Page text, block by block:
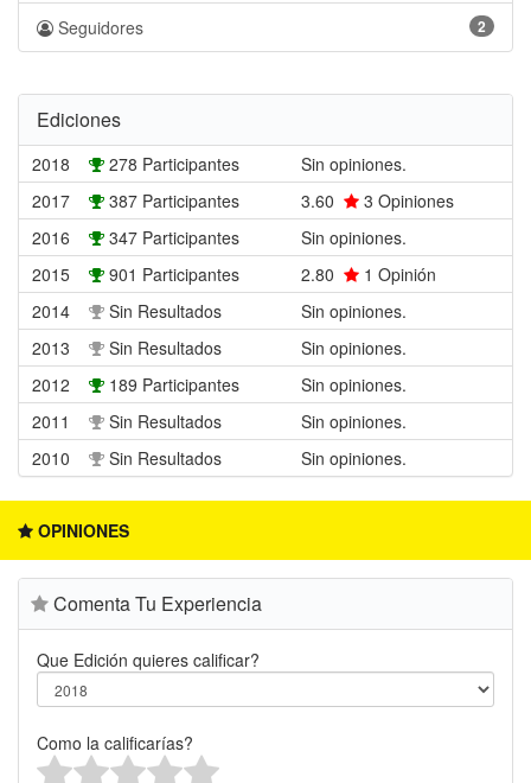
2
Seguidores
Ediciones
2018 278 Participantes
Sin opiniones.
2017
387 Participantes 3.60 3 Opiniones
2016
347 Participantes
Sin opiniones.
2015
901 Participantes 2.80 1 Opinión
2014
Sin Resultados
Sin opiniones.
2013
Sin Resultados
Sin opiniones.
2012
189 Participantes
Sin opiniones.
2011
Sin Resultados
Sin opiniones.
2010
Sin Resultados Sin opiniones.
OPINIONES
Comenta Tu Experiencia
Que Edición quieres calificar?
Como la calificarías?